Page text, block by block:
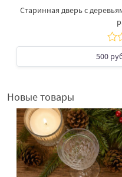
Старинная дверь с
500
Новые товары